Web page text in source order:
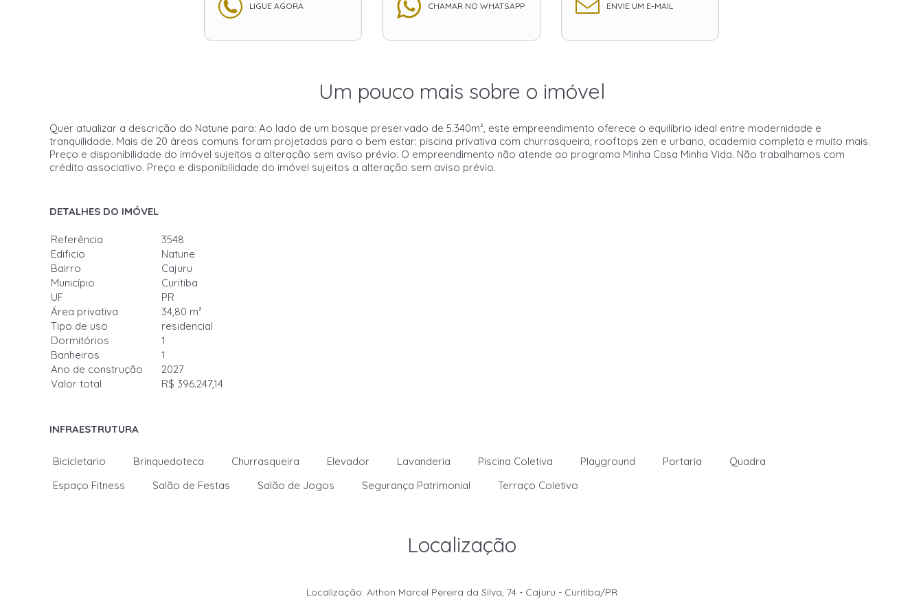
LIGUE AGORA CHAMAR NO WHATSAPP ENVIE UM E-MAIL
Um pouco mais sobre o imóvel
Quer atualizar a descrição do Natune para: Ao lado de um bosque preservado de 5.340m², este empreendimento oferece o equilíbrio ideal entre modernidade e
tranquilidade. Mais de 20 áreas comuns foram projetadas para o bem estar: piscina privativa com churrasqueira, rooftops zen e urbano, academia completa e muito mais.
Preço e disponibilidade do imóvel sujeitos a alteração sem aviso prévio. O empreendimento não atende ao programa Minha Casa Minha Vida. Não trabalhamos com
crédito associativo. Preço e disponibilidade do imóvel sujeitos a alteração sem aviso prévio.
DETALHES DO IMÓVEL
Referência
3548
Edificio
Natune
Bairro
Cajuru
Município
Curitiba
UF
PR
Área privativa
34,80 m²
Tipo de uso
residencial
Dormitórios
1
Banheiros
1
Ano de construção
2027
Valor total
R$ 396.247,14
INFRAESTRUTURA
Bicicletario Brinquedoteca Churrasqueira Elevador Lavanderia Piscina Coletiva Playground Portaria
Quadra
Espaço Fitness
Salão de Festas Salão de Jogos Segurança Patrimonial Terraço Coletivo
Localização
Localização: Aithon Marcel Pereira da Silva, 74 - Cajuru - Curitiba/PR